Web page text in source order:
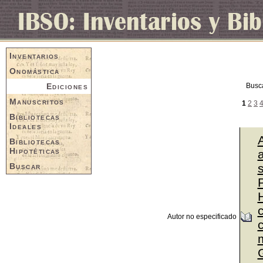
Inventarios
Onomástica
Ediciones
Manuscritos
Bibliotecas
Ideales
Bibliotecas
Hipotéticas
Buscar
1 2 3 4
Autor no especificado